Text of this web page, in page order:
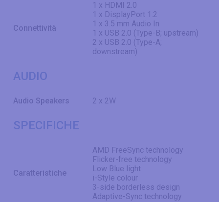
Connettività
1 x HDMI 2.0
1 x DisplayPort 1.2
1 x 3.5 mm Audio In
1 x USB 2.0 (Type-B; upstream)
2 x USB 2.0 (Type-A;
downstream)
AUDIO
Audio Speakers 2 x 2W
SPECIFICHE
Caratteristiche
AMD FreeSync technology
Flicker-free technology
Low Blue light
i-Style colour
3-side borderless design
Adaptive-Sync technology